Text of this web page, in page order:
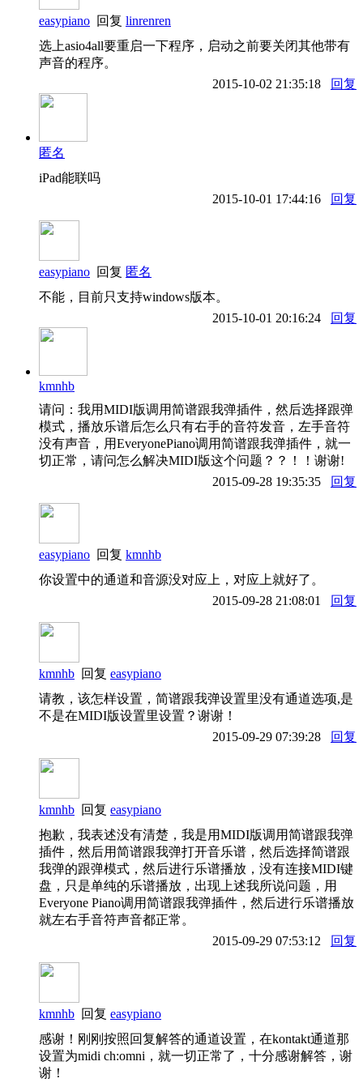
easypiano 回复 linrenren
选上asio4all要重启一下程序，启动之前要关闭其他带有
声音的程序。
2015-10-02 21:35:18
回复
匿名
iPad能联吗
2015-10-01 17:44:16
回复
easypiano 回复 匿名
不能，目前只支持windows版本。
2015-10-01 20:16:24
回复
kmnhb
请问：我用MIDI版调用简谱跟我弹插件，然后选择跟弹
模式，播放乐谱后怎么只有右手的音符发音，左手音符
没有声音，用EveryonePiano调用简谱跟我弹插件，就一
切正常，请问怎么解决MIDI版这个问题？？！！谢谢!
2015-09-28 19:35:35
回复
easypiano 回复 kmnhb
你设置中的通道和音源没对应上，对应上就好了。
2015-09-28 21:08:01
回复
kmnhb 回复 easypiano
请教，该怎样设置，简谱跟我弹设置里没有通道选项,是
不是在MIDI版设置里设置？谢谢！
2015-09-29 07:39:28
回复
kmnhb 回复 easypiano
抱歉，我表述没有清楚，我是用MIDI版调用简谱跟我弹
插件，然后用简谱跟我弹打开音乐谱，然后选择简谱跟
我弹的跟弹模式，然后进行乐谱播放，没有连接MIDI键
盘，只是单纯的乐谱播放，出现上述我所说问题，用
Everyone Piano调用简谱跟我弹插件，然后进行乐谱播放
就左右手音符声音都正常。
2015-09-29 07:53:12
回复
kmnhb 回复 easypiano
感谢！刚刚按照回复解答的通道设置，在kontakt通道那
设置为midi ch:omni，就一切正常了，十分感谢解答，谢
谢！